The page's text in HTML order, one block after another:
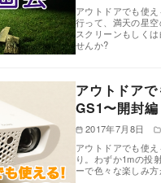
アウトドアでも使
行って、満天の星
スクリーンもしく
せんか?
アウトドア
GS1〜開封編
2017年7月8日
アウトドアでも使
り。わずか1mの投
ーで色々な楽しみ方